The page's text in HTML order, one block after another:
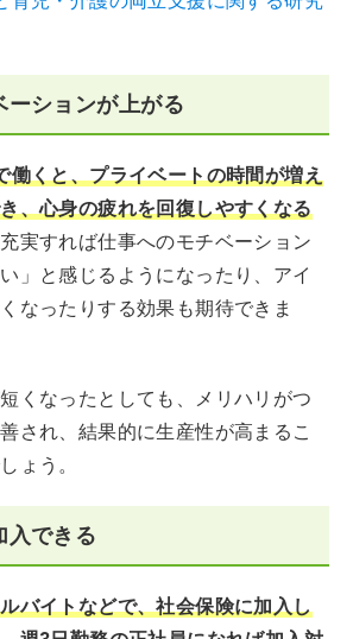
ーションが上がる
働くと、プライベートの時間が増え
、心身の疲れを回復しやすくなる
実すれば仕事へのモチベーション
」と感じるようになったり、アイ
なったりする効果も期待できま
くなったとしても、メリハリがつ
され、結果的に生産性が高まるこ
ょう。
入できる
バイトなどで、社会保険に加入し